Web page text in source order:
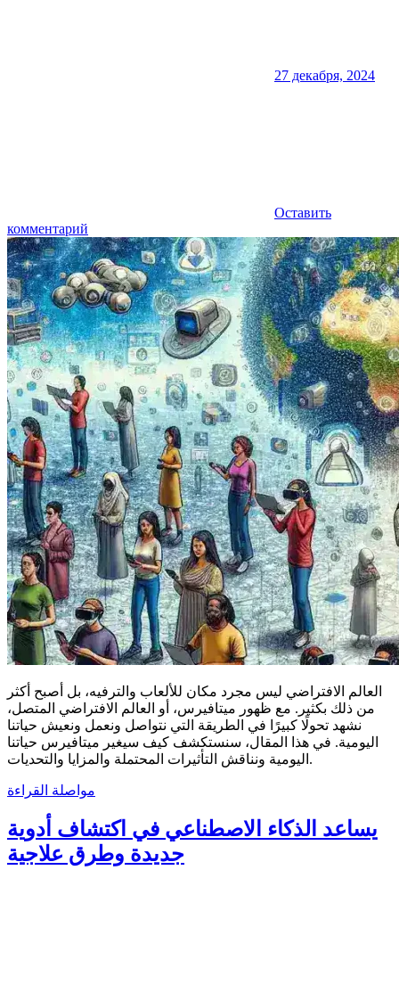
27 декабря, 2024
Оставить
комментарий
العالم الافتراضي ليس مجرد مكان للألعاب والترفيه، بل أصبح أكثر
من ذلك بكثير. مع ظهور ميتافيرس، أو العالم الافتراضي المتصل،
نشهد تحولًا كبيرًا في الطريقة التي نتواصل ونعمل ونعيش حياتنا
اليومية. في هذا المقال، سنستكشف كيف سيغير ميتافيرس حياتنا
اليومية ونناقش التأثيرات المحتملة والمزايا والتحديات.
مواصلة القراءة
يساعد الذكاء الاصطناعي في اكتشاف أدوية
جديدة وطرق علاجية